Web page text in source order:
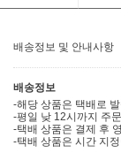
배송정보 및 안내사항
배송정보
-해당 상품은 택배로
-평일 낮 12시까지 주
-택배 상품은 결제 후
-택배 상품은 시간 지